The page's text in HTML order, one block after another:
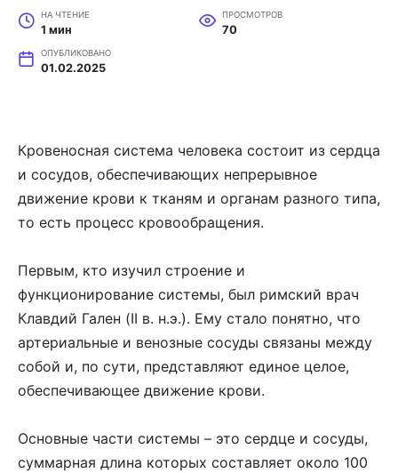
НА ЧТЕНИЕ
1 мин
ПРОСМОТРОВ
70
ОПУБЛИКОВАНО
01.02.2025
Кровеносная система человека состоит из сердца
и сосудов, обеспечивающих непрерывное
движение крови к тканям и органам разного типа,
то есть процесс кровообращения.
Первым, кто изучил строение и
функционирование системы, был римский врач
Клавдий Гален (II в. н.э.). Ему стало понятно, что
артериальные и венозные сосуды связаны между
собой и, по сути, представляют единое целое,
обеспечивающее движение крови.
Основные части системы – это сердце и сосуды,
суммарная длина которых составляет около 100